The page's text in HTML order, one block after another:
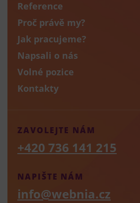
Reference
Proč právě my?
Jak pracujeme?
Napsali o nás
Volné pozice
Kontakty
NAPIŠTE NÁM
info@webnia.cz
ZAVOLEJTE NÁM
+420 736 141 215